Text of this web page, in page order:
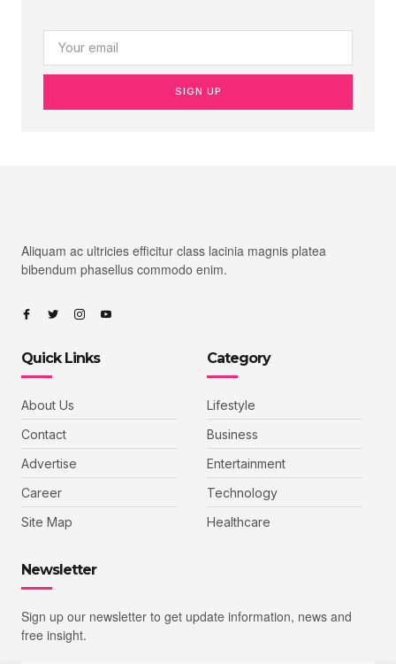
SIGN UP
Aliquam ac ultricies efficitur class lacinia magnis platea
bibendum phasellus commodo enim.
Quick Links
About Us
Contact
Advertise
Career
Site Map
Category
Lifestyle
Business
Entertainment
Technology
Healthcare
Newsletter
Sign up our newsletter to get update information, news and
free insight.